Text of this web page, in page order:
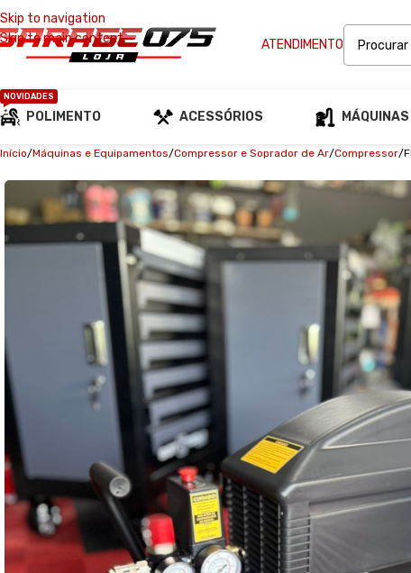
Skip to navigation
Skip to main content
ATENDIMENTO
POLIMENTO
NOVIDADES
ACESSÓRIOS
Início Máquinas e Equipamentos Compressor e Soprador de Ar Compressor